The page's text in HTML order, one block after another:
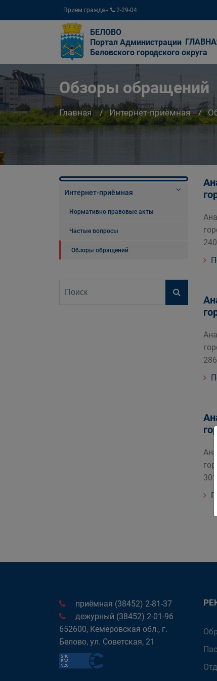
Прием граждан 2-29-04
БЕЛОВО
Портал Администрации
Беловского городского округа
Обзоры обращений
Главная Интернет-приёмная
Интернет-приёмная
Нормативно правовые акты
Частые вопросы
Обзоры обращений
приёмная (38452) 2-81-37
дежурный (38452) 2-01-96
652600, Кемеровская обл., г.
Белово, ул. Советская, 21